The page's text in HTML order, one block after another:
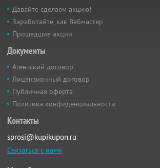
Давайте сделаем акцию!
Заработайте, как Вебмастер
Прошедшие акции
Документы
Агентский договор
Лицензионный договор
Публичная оферта
Политика конфиденциальности
Контакты
sprosi@kupikupon.ru
Связаться с нами